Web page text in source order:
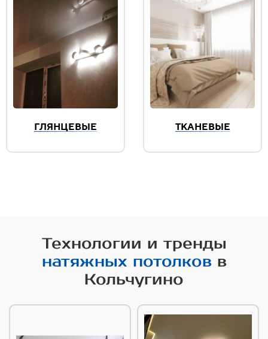
ГЛЯНЦЕВЫЕ ТКАНЕВЫЕ
Технологии и тренды
натяжных потолковв
Кольчугино